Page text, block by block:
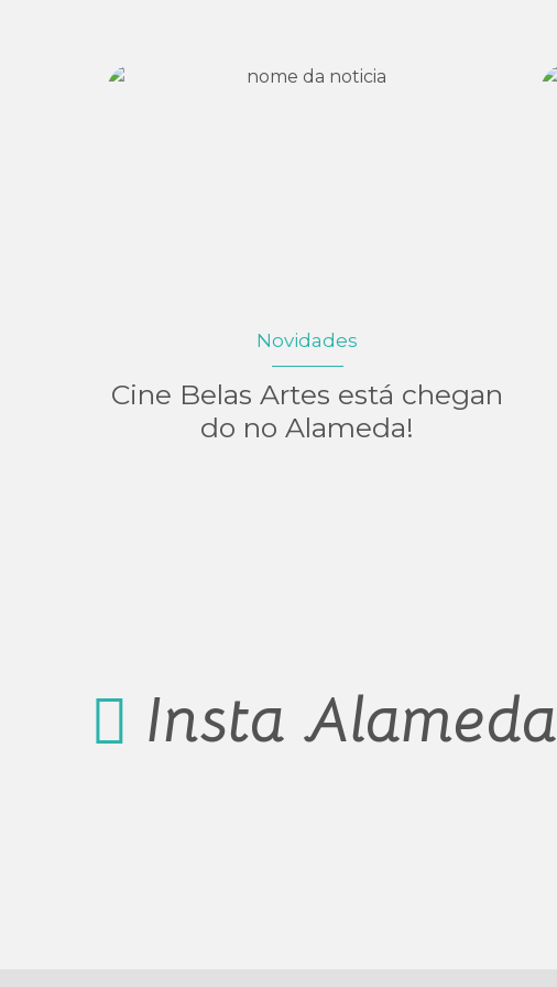
Novidades
Cine Belas Artes está chegan
do no Alameda!
Insta Alameda